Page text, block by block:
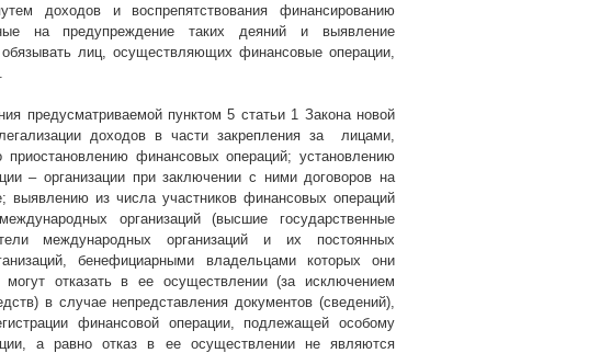
доходов и воспрепятствования финансированию
на предупреждение таких деяний и выявление
лиц, осуществляющих финансовые операции,
предусматриваемой пунктом 5 статьи 1 Закона новой
доходовв части закрепления за
лицами,
финансовых операций; установлению
– организации при заключении с ними договоров на
из числа участников финансовых операций
организаций (высшие государственные
международных организаций и их постоянных
бенефициарными владельцами которых они
отказать в ее осуществлении (за исключением
в случае непредставления документов (сведений),
финансовой операции, подлежащей особому
а равно отказ в ее осуществлении не являются